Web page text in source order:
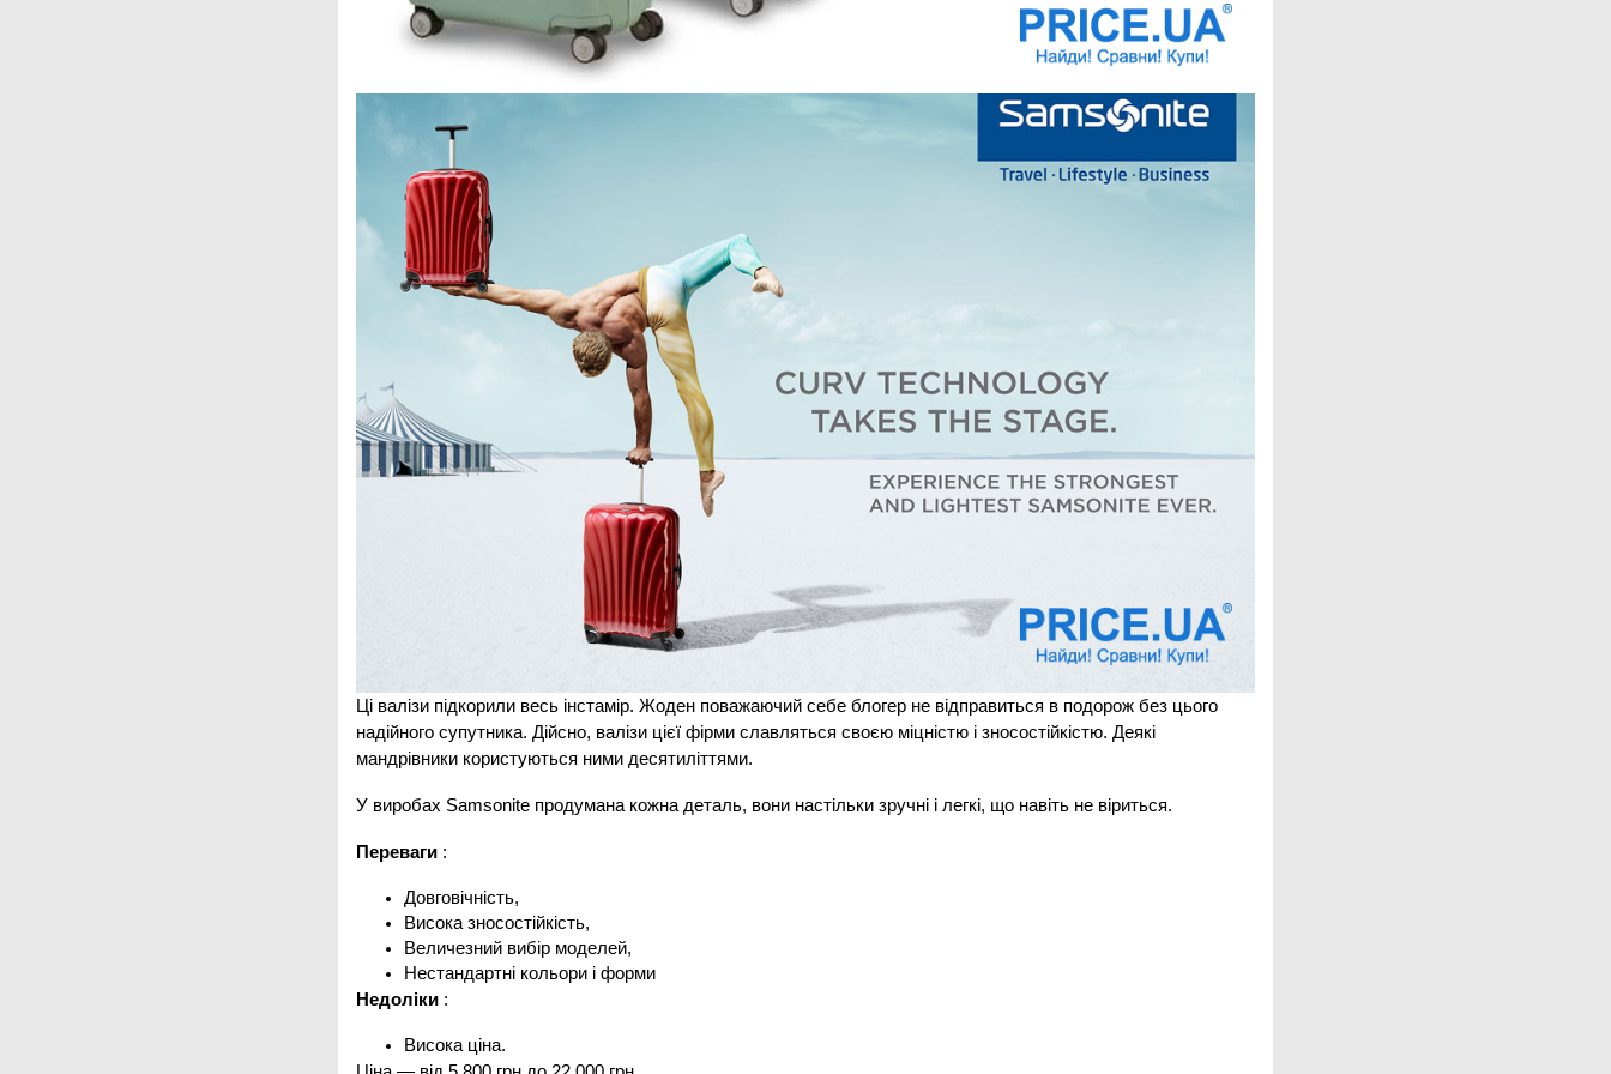
Ці валізи підкорили весь інстамір. Жоден поважаючий себе блогер не відправиться в подорож без цього
надійного супутника. Дійсно, валізи цієї фірми славляться своєю міцністю і зносостійкістю. Деякі
мандрівники користуються ними десятиліттями.
У виробах Samsonite продумана кожна деталь, вони настільки зручні і легкі, що навіть не віриться.
Переваги :
Довговічність,
Висока зносостійкість,
Величезний вибір моделей,
Нестандартні кольори і форми
Недоліки :
Висока ціна.